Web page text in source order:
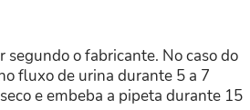
segundo o fabricante. No caso do
fluxo de urina durante 5 a 7
e embeba a pipeta durante 15